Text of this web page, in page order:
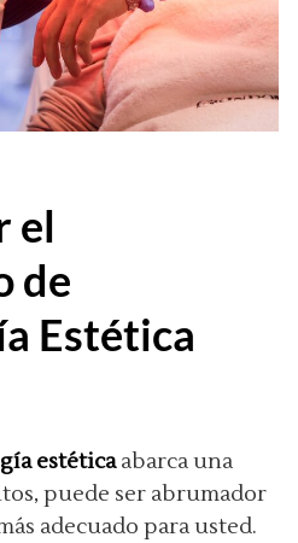
el
de
Estética
estéticaabarca una
puede ser abrumador
adecuado para usted.